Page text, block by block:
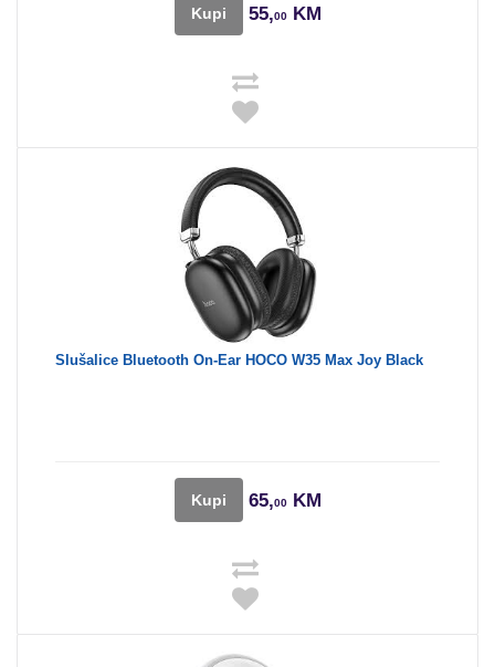
Kupi 55,00KM
Slušalice Bluetooth On-Ear HOCO W35 Max Joy Black
Kupi 65,00KM